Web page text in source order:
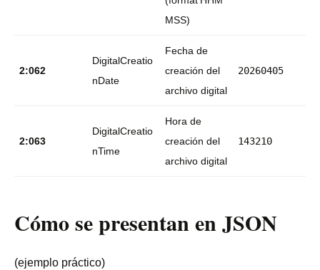
MSS)
2:062
DigitalCreatio
nDate
Fecha de
creación del
archivo digital
20260405
2:063
DigitalCreatio
nTime
Hora de
creación del
archivo digital
143210
Cómo se presentan en JSON
(ejemplo práctico)